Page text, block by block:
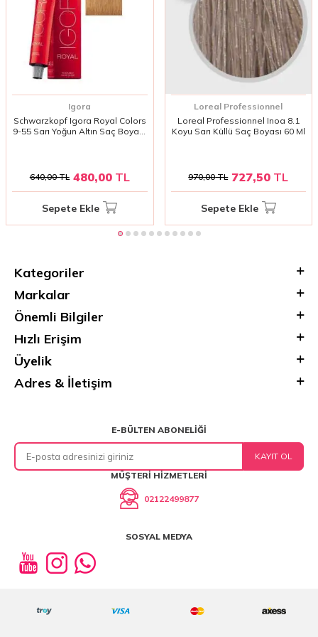
Igora
Schwarzkopf Igora Royal Colors
9-55 Sarı Yoğun Altın Saç Boyası
640,00TL 480,00TL
Sepete Ekle
Loreal Professionnel
Loreal Professionnel Inoa 8.1
Koyu Sarı Küllü Saç Boyası 60 Ml
970,00TL 727,50 TL
Sepete Ekle
Kategoriler
Markalar
Önemli Bilgiler
Hızlı Erişim
Üyelik
Adres & İletişim
E-BÜLTEN ABONELIĞI
KAYIT OL
MÜŞTERI HIZMETLERI
02122499877
SOSYAL MEDYA